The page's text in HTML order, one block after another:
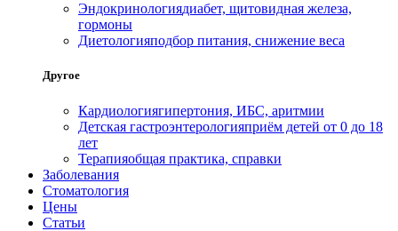
Эндокринологиядиабет, щитовидная железа,
гормоны
Диетологияподбор питания, снижение веса
Другое
Кардиологиягипертония, ИБС, аритмии
Детская гастроэнтерологияприём детей от 0 до 18
лет
Терапияобщая практика, справки
Заболевания
Стоматология
Цены
Статьи